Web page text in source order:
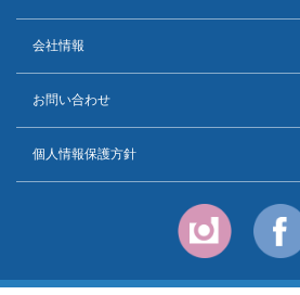
会社情報
お問い合わせ
個人情報保護方針